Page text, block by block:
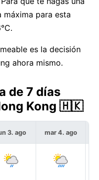
para esta
es la decisión
ahora mismo.
de 7 días
Kong 🇭🇰
3. ago mar 4. ago